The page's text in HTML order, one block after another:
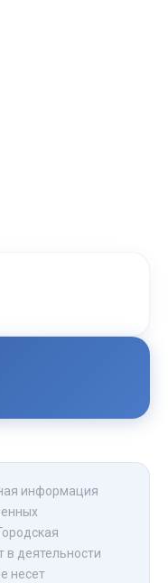
информация
в деятельности
несет